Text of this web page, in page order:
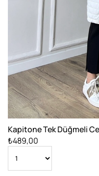
Kapitone Tek Düğmeli
₺489,00